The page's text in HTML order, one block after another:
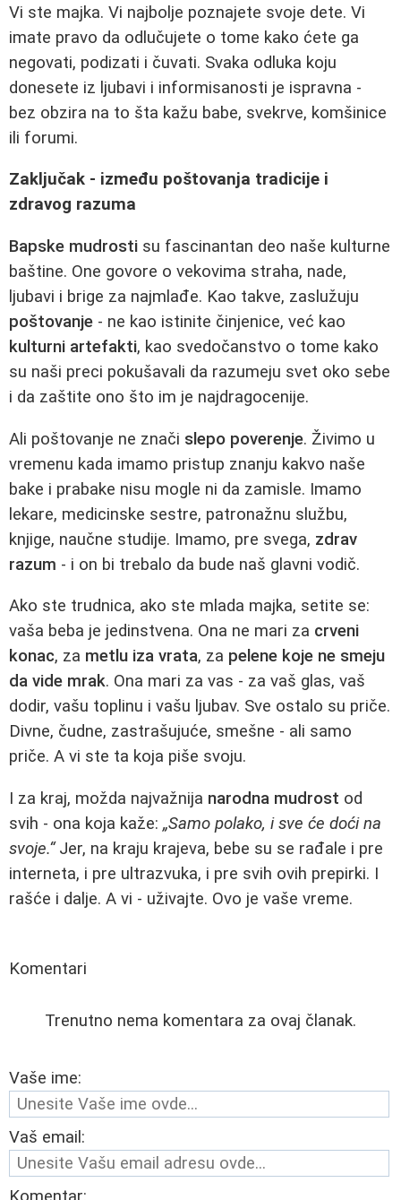
Vi ste majka. Vi najbolje poznajete svoje dete. Vi
imate pravo da odlučujete o tome kako ćete ga
negovati, podizati i čuvati. Svaka odluka koju
donesete iz ljubavi i informisanosti je ispravna -
bez obzira na to šta kažu babe, svekrve, komšinice
ili forumi.
Zaključak - između poštovanja tradicije i
zdravog razuma
Bapske mudrosti su fascinantan deo naše kulturne
baštine. One govore o vekovima straha, nade,
ljubavi i brige za najmlađe. Kao takve, zaslužuju
poštovanje - ne kao istinite činjenice, već kao
kulturni artefakti, kao svedočanstvo o tome kako
su naši preci pokušavali da razumeju svet oko sebe
i da zaštite ono što im je najdragocenije.
Ali poštovanje ne znači slepo poverenje. Živimo u
vremenu kada imamo pristup znanju kakvo naše
bake i prabake nisu mogle ni da zamisle. Imamo
lekare, medicinske sestre, patronažnu službu,
knjige, naučne studije. Imamo, pre svega, zdrav
razum - i on bi trebalo da bude naš glavni vodič.
Ako ste trudnica, ako ste mlada majka, setite se:
vaša beba je jedinstvena. Ona ne mari za crveni
konac, za metlu iza vrata, za pelene koje ne smeju
da vide mrak. Ona mari za vas - za vaš glas, vaš
dodir, vašu toplinu i vašu ljubav. Sve ostalo su priče.
Divne, čudne, zastrašujuće, smešne - ali samo
priče. A vi ste ta koja piše svoju.
I za kraj, možda najvažnija narodna mudrost od
svih - ona koja kaže: „Samo polako, i sve će doći na
svoje.“Jer, na kraju krajeva, bebe su se rađale i pre
interneta, i pre ultrazvuka, i pre svih ovih prepirki. I
rašće i dalje. A vi - uživajte. Ovo je vaše vreme.
Komentari
Trenutno nema komentara za ovaj članak.
Vaše ime:
Vaš email: